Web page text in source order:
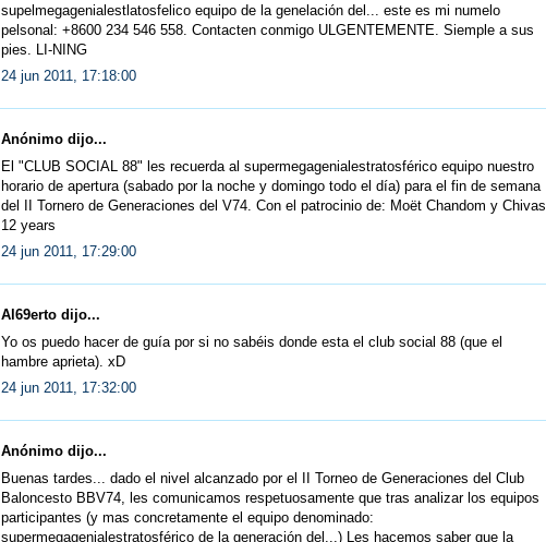
supelmegagenialestlatosfelico equipo de la genelación del... este es mi numelo
pelsonal: +8600 234 546 558. Contacten conmigo ULGENTEMENTE. Siemple a sus
pies. LI-NING
24 jun 2011, 17:18:00
Anónimo dijo...
El "CLUB SOCIAL 88" les recuerda al supermegagenialestratosférico equipo nuestro
horario de apertura (sabado por la noche y domingo todo el día) para el fin de semana
del II Tornero de Generaciones del V74. Con el patrocinio de: Moët Chandom y Chivas
12 years
24 jun 2011, 17:29:00
Al69erto dijo...
Yo os puedo hacer de guía por si no sabéis donde esta el club social 88 (que el
hambre aprieta). xD
24 jun 2011, 17:32:00
Anónimo dijo...
Buenas tardes... dado el nivel alcanzado por el II Torneo de Generaciones del Club
Baloncesto BBV74, les comunicamos respetuosamente que tras analizar los equipos
participantes (y mas concretamente el equipo denominado:
supermegagenialestratosférico de la generación del...) Les hacemos saber que la